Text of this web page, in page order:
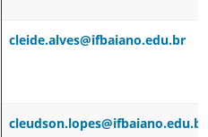
cleide.alves@ifbaiano.edu.br
cleudson.lopes@ifbaiano.edu.br